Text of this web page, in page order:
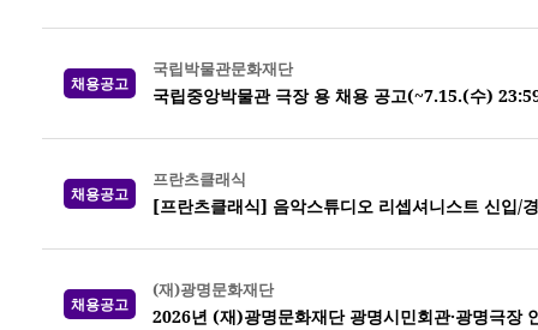
채용공고
국립박물관문화재단
국립중앙박물관 극장 용 채용 공고(~7.15.(수)
채용공고
프란츠클래식
[프란츠클래식] 음악스튜디오 리셉셔니스트 신입/
채용공고
(재)광명문화재단
2026년 (재)광명문화재단 광명시민회관·광명극장